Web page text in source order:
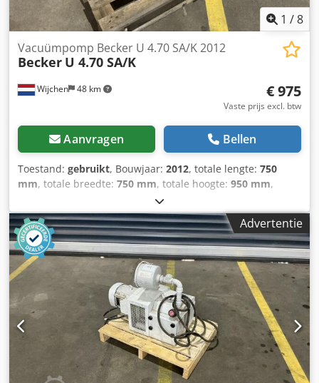
1 /8
Wijchen 48 km
Vacuümpomp Becker U 4.70 SA/K 2012
Becker U 4.70 SA/K
€ 975
Vaste prijs excl. btw
Aanvragen Bellen
Toestand: gebruikt, Bouwjaar: 2012, totale lengte: 750
mm, totale breedte: 750 mm, totale hoogte: 950 mm,
Ledig gewicht: 100 kg - Bouwjaar: 2012 - Documentatie
aanwezig: Nee - CE markering aanwezig: Ja - CE certificaat
aanwezig: Nee - Serienummer: H2634320 -
Transportafmetingen: 750mm x 750mm x 950mm (l x b x h)
- Transportgewicht [kg]: 100kg - Transportcolli [st.]: 1
Financiële informatie BTW: De getoonde prijs is exclusief
BTW BTW/marge: BTW verrekenbaar voor ondernemers
Dcsdewgafmepfx Ah Rjk Levering en inruil altijd mogelijk
van alles in de industriële sectoren Peter Stroomberg
Advertentie